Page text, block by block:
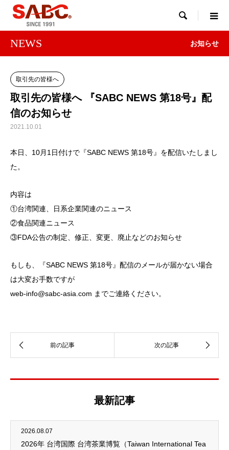

NEWS お知らせ
取引先の皆様へ
取引先の皆様へ 『SABC NEWS 第18号』配
信のお知らせ
2021.10.01
本日、10月1日付けで『SABC NEWS 第18号』を配信いたしまし
た。
内容は
①台湾関連、日系企業関連のニュース
②食品関連ニュース
③FDA公告の制定、修正、変更、廃止などのお知らせ
もしも、『SABC NEWS 第18号』配信のメールが届かない場合
は大変お手数ですが
web-info@sabc-asia.com までご連絡ください。
最新記事
2026.08.07
2026年 台湾国際 台湾茶業博覧（Taiwan International Tea